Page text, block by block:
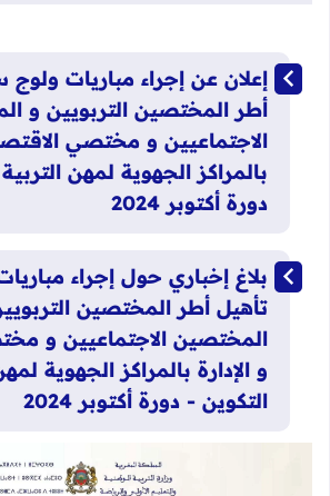
​إعلان عن إجراء مباريات
أطر المختصين التربويين و
الاجتماعيين و مختصي
بالمراكز الجهوية لمهن
دورة أكتوبر 2024
​بلاغ إخباري حول إجراء
تأهيل أطر المختصين
المختصين الاجتماعيين و
و الإدارة بالمراكز الجهوية
التكوين - دورة أكتوبر 2024